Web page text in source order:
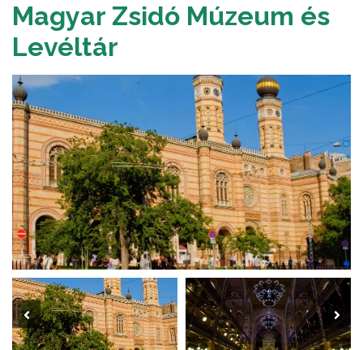
Magyar Zsidó Múzeum és
Levéltár